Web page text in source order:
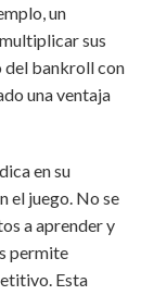
un
sus
del bankroll con
una ventaja
en su
el juego. No se
a aprender y
permite
Esta